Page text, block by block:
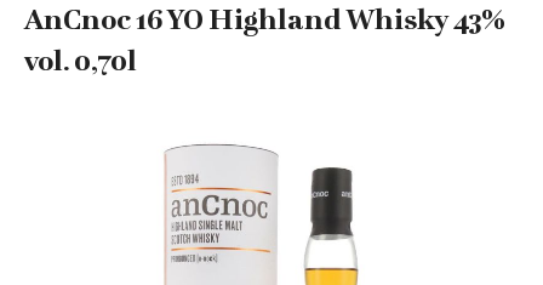
AnCnoc 16 YO Highland Whisky 43%
vol. 0,70l
Bildergalerie überspringen